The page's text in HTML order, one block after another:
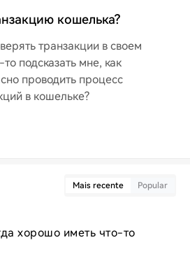
кошелька?
транзакции в своем
подсказать мне, как
проводить процесс
в кошельке?
Mais recente Popular
хорошо иметь что-то